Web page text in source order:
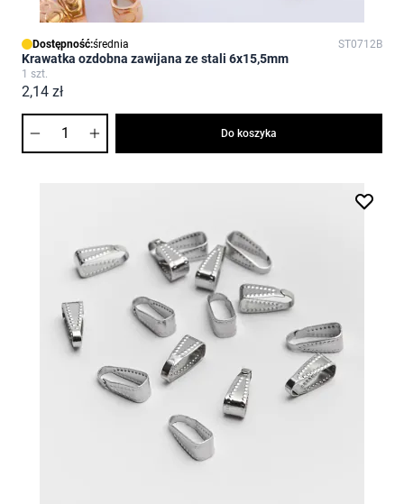
Dostępność:średnia ST0712B
Krawatka ozdobna zawijana ze stali 6x15,5mm
1 szt.
2,14 zł
Do koszyka